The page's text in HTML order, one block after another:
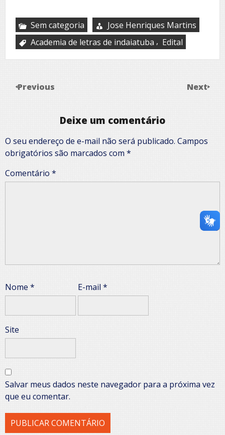
Sem categoria
Jose Henriques Martins
Academia de letras de indaiatuba , Edital
Previous Next
Deixe um comentário
O seu endereço de e-mail não será publicado. Campos
obrigatórios são marcados com *
Comentário *
Nome * E-mail *
Site
Salvar meus dados neste navegador para a próxima vez
que eu comentar.